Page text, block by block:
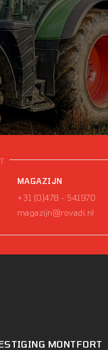
MAGAZIJN
+31 (0)478 - 541970
magazijn@rovadi.nl
MONTFORT